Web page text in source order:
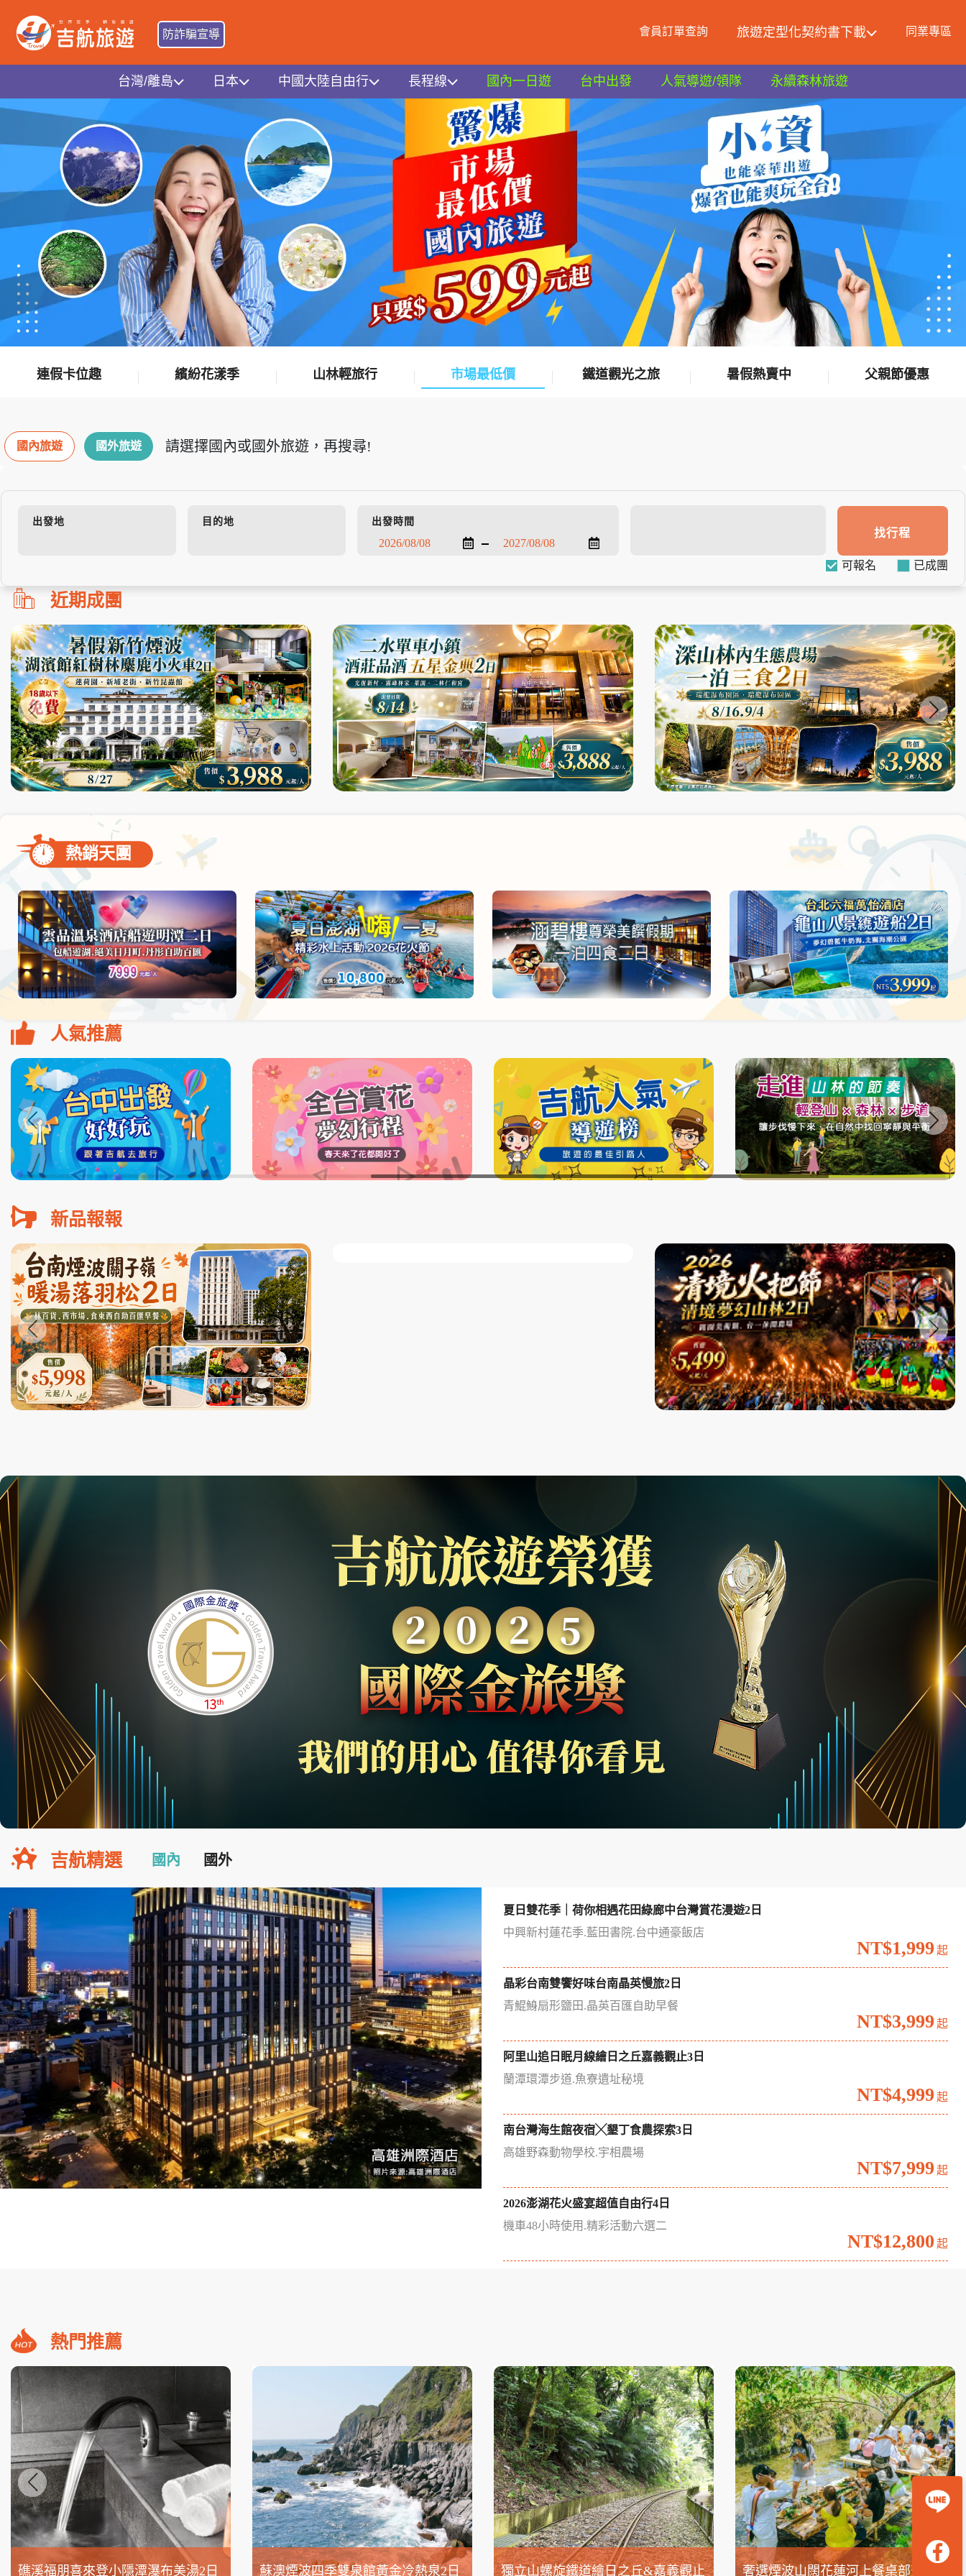
防詐騙宣導 會員訂單查詢 旅遊定型化契約書下載 同業專區
台灣/離島 日本 中國大陸自由行 長程線 國內一日遊 台中出發 人氣導遊/領隊 永續森林旅遊
連假卡位趣 繽紛花漾季 山林輕旅行 市場最低價 鐵道觀光之旅 暑假熱賣中 父親節優惠
國內旅遊 國外旅遊 請選擇國內或國外旅遊，再搜尋!
出發地 目的地 出發時間
可報名
找行程
刪!!
尋
bar
使
用
近期成團
熱銷天團
人氣推薦
新品報報
吉航精選 國內 國外
夏日雙花季｜荷你相遇花田綠廊中台灣賞花漫遊2日
中興新村蓮花季.藍田書院.台中通豪飯店
NT$1,999 起
晶彩台南雙饗好味台南晶英慢旅2日
青鯤鯓扇形鹽田.晶英百匯自助早餐
NT$3,999 起
阿里山追日眠月線繪日之丘嘉義觀止3日
蘭潭環潭步道.魚寮遺址秘境
NT$4,999 起
南台灣海生館夜宿╳墾丁食農探索3日
高雄野森動物學校.宇相農場
NT$7,999 起
2026澎湖花火盛宴超值自由行4日
機車48小時使用.精彩活動六選二
NT$12,800 起
熱門推薦
礁溪福朋喜來登小隱潭瀑布美湯2日 蘇澳煙波四季雙泉館黃金冷熱泉2日 獨立山螺旋鐵道繪日之丘&嘉義觀止 奢選煙波山闊花蓮河上餐桌部落生